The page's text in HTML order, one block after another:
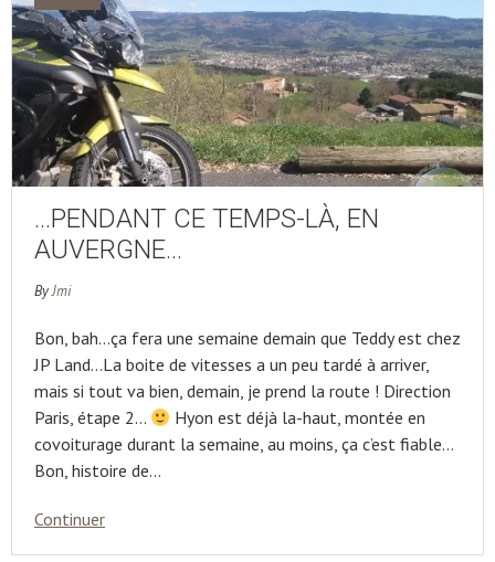
…PENDANT CE TEMPS-LÀ, EN
AUVERGNE…
ByJmi
Bon, bah…ça fera une semaine demain que Teddy est chez
JP Land…La boite de vitesses a un peu tardé à arriver,
mais si tout va bien, demain, je prend la route ! Direction
Paris, étape 2…
Hyon est déjà la-haut, montée en
covoiturage durant la semaine, au moins, ça c’est fiable…
Bon, histoire de…
Continuer